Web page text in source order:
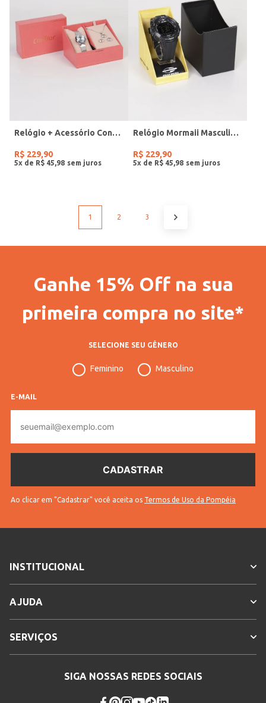
Relógio + Acessório Condor Feminino PRATA
R$ 229,90
5x de R$ 45 98
Relógio Mormaii Masculino PRETO
R$ 229,90
5x de R$ 45 98
1 2 3
Ganhe 15% Off na sua
primeira compra no site*
SELECIONE SEU GÊNERO
Feminino Masculino
E-MAIL
mail
Ao clicar em "Cadastrar" você aceita os Termos de Uso da Pompéia
INSTITUCIONAL
AJUDA
SERVIÇOS
SIGA NOSSAS REDES SOCIAIS